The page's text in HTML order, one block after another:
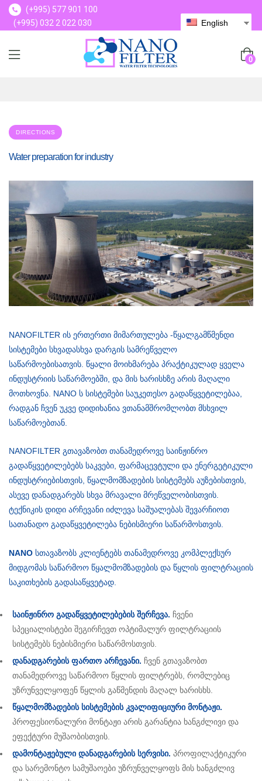
(+995) 577 901 100
(+995) 032 2 022 030
English
0
DIRECTIONS
Water preparation for industry
NANOFILTER ის ერთერთი მიმართულება -წყალგამწმენდი
სისტემები სხვადასხვა დარგის სამრეწველო
საწარმოებისათვის. წყალი მოიხმარება პრაქტიკულად ყველა
ინდუსტრიის საწარმოებში, და მის ხარისხზე არის მაღალი
მოთხოვნა. NANO ს სისტემები საუკეთესო გადაწყვეტილებაა,
რადგან ჩვენ უკვე დიდიხანია ვთანამშრომლობთ მსხვილ
საწარმოებთან.
NANOFILTER გთავაზობთ თანამედროვე საინჟინრო
გადაწყვეტილებებს საკვები, ფარმაცევტული და ენერგეტიკული
ინდუსტრიებისთვის, წყალმომზადების სისტემებს აუზებისთვის,
ასევე დანადგარებს სხვა მრავალი მრეწველობისთვის.
ტექნიკის დიდი არჩევანი იძლევა საშუალებას შევარჩიოთ
სათანადო გადაწყვეტილება ნებისმიერი საწარმოსთვის.
NANO სთავაზობს კლიენტებს თანამედროვე კომპლექსურ
მიდგომას საწარმოო წყალმომზადების და წყლის ფილტრაციის
საკითხების გადასაწყვეტად.
საინჟინრო გადაწყვეტილებების შერჩევა. ჩვენი
სპეციალისტები შეგირჩევთ ოპტიმალურ ფილტრაციის
სისტემებს ნებისმიერი საწარმოსთვის.
დანადგარების ფართო არჩევანი. ჩვენ გთავაზობთ
თანამედროვე საწარმოო წყლის ფილტრებს, რომლებიც
უზრუნველყოფენ წყლის გაწმენდის მაღალ ხარისხს.
წყალმომზადების სისტემების კვალიფიციური მონტაჟი.
პროფესიონალური მონტაჟი არის გარანტია ხანგძლივი და
ეფექტური მუშაობისთვის.
დამონტაჟებული დანადგარების სერვისი. პროფილაქტიკური
და სარემონტო სამუშაოები უზრუნველყოფს მის ხანგძლივ